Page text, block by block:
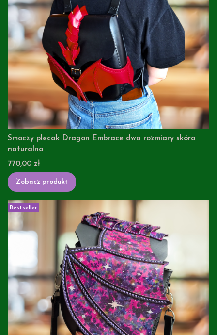
Smoczy plecak Dragon Embrace dwa rozmiary skóra
naturalna
Cena
770,00 zł
Zobacz produkt
Bestseller